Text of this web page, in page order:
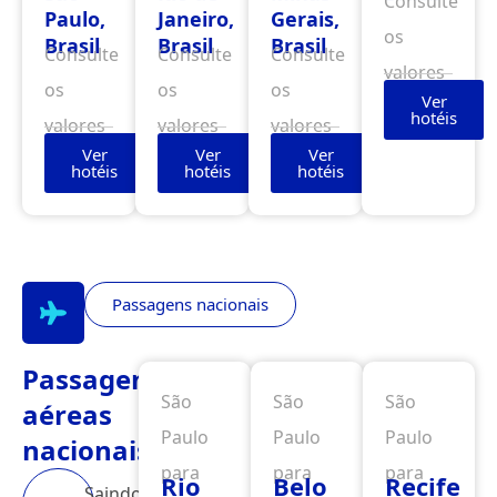
Paulo,
Brasil
Consulte
os
valores
Ver
hotéis
Janeiro,
Brasil
Consulte
os
valores
Ver
hotéis
Gerais,
Brasil
Consulte
os
valores
Ver
hotéis
os
valores
Ver
hotéis
Passagens nacionais
Passagens
aéreas
nacionais
São
Paulo
para
Rio
São
Paulo
para
Belo
São
Paulo
para
Recife